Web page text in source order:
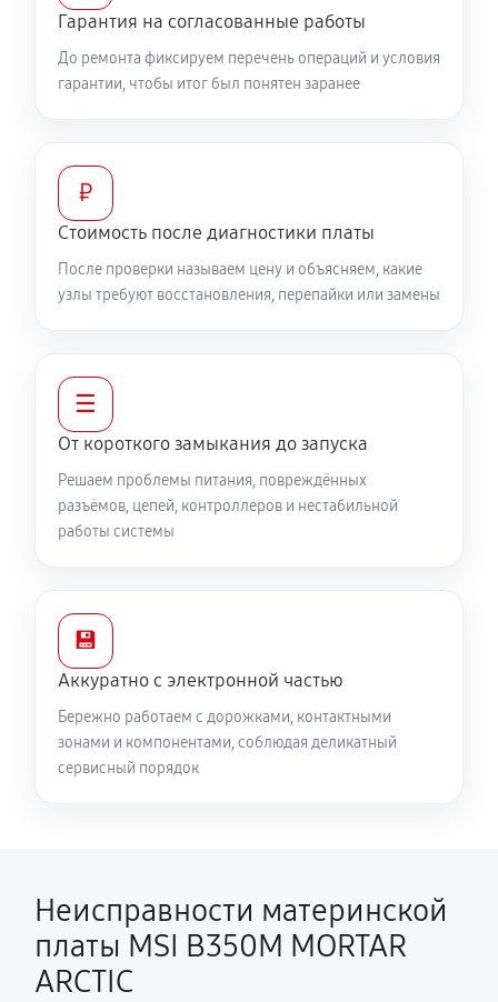
Гарантия на согласованные работы
До ремонта фиксируем перечень операций и условия
гарантии, чтобы итог был понятен заранее
₽
Стоимость после диагностики платы
После проверки называем цену и объясняем, какие
узлы требуют восстановления, перепайки или замены
☰
От короткого замыкания до запуска
Решаем проблемы питания, повреждённых
разъёмов, цепей, контроллеров и нестабильной
работы системы
💾
Аккуратно с электронной частью
Бережно работаем с дорожками, контактными
зонами и компонентами, соблюдая деликатный
сервисный порядок
Неисправности материнской
платы MSI B350M MORTAR
ARCTIC